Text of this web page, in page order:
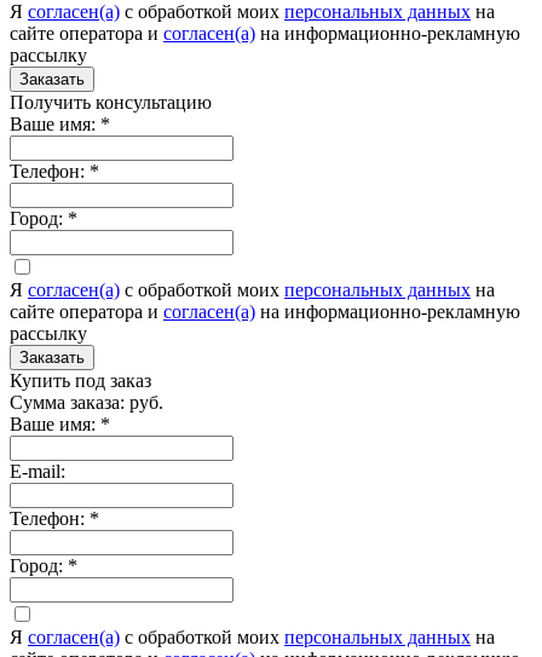
Я согласен(а) c обработкой моих персональных данных на
сайте оператора и согласен(а) на информационно-рекламную
рассылку
Заказать
Получить консультацию
Ваше имя: *
Телефон: *
Город: *
Я согласен(а) c обработкой моих персональных данных на
сайте оператора и согласен(а) на информационно-рекламную
рассылку
Заказать
Купить под заказ
Сумма заказа: руб.
Ваше имя: *
E-mail:
Телефон: *
Город: *
Я согласен(а) c обработкой моих персональных данных на